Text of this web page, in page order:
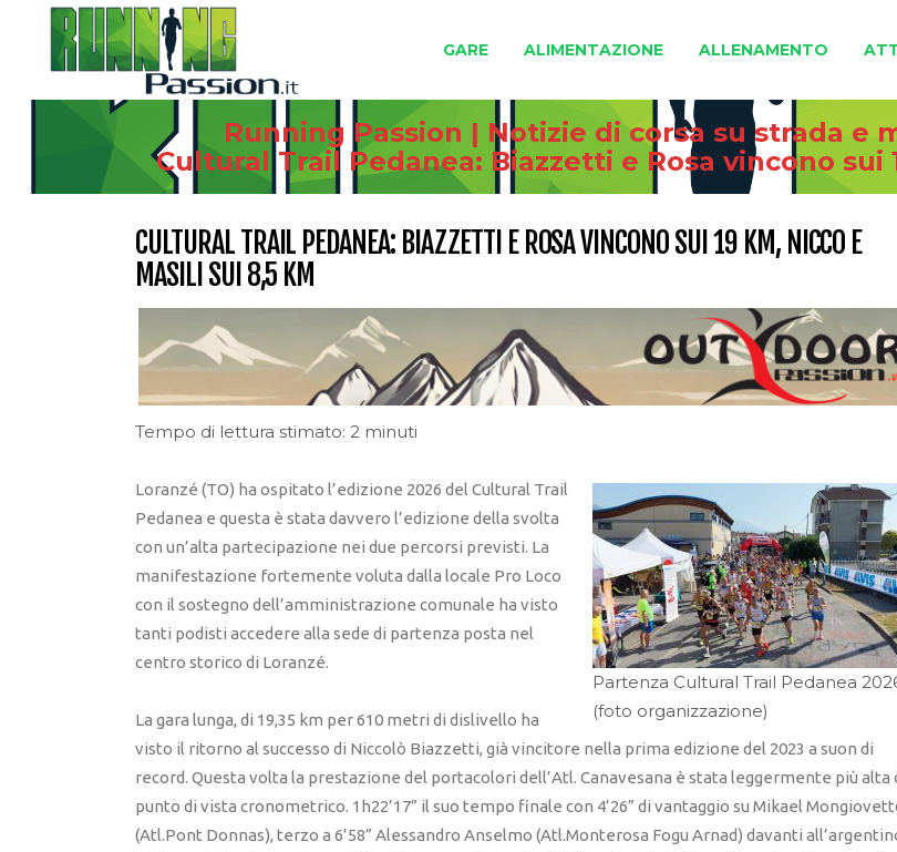
GARE ALIMENTAZIONE ALLENAMENTO
Running Passion | Notizie di corsa su strada e
Cultural Trail Pedanea: Biazzetti e Rosa vincono sui
CULTURAL TRAIL PEDANEA: BIAZZETTI E ROSA VINCONO SUI 19 KM, NICCO E
MASILI SUI 8,5 KM
Tempo di lettura stimato: 2 minuti
Partenza Cultural Trail Pedanea
(foto organizzazione)
Loranzé (TO) ha ospitato l’edizione 2026 del Cultural Trail
Pedanea e questa è stata davvero l’edizione della svolta
con un’alta partecipazione nei due percorsi previsti. La
manifestazione fortemente voluta dalla locale Pro Loco
con il sostegno dell’amministrazione comunale ha visto
tanti podisti accedere alla sede di partenza posta nel
centro storico di Loranzé.
La gara lunga, di 19,35 km per 610 metri di dislivello ha
visto il ritorno al successo di Niccolò Biazzetti, già vincitore nella prima edizione del 2023 a suon di
record. Questa volta la prestazione del portacolori dell’Atl. Canavesana è stata leggermente più alta
punto di vista cronometrico. 1h22’17” il suo tempo finale con 4’26” di vantaggio su Mikael
(Atl.Pont Donnas), terzo a 6’58” Alessandro Anselmo (Atl.Monterosa Fogu Arnad) davanti